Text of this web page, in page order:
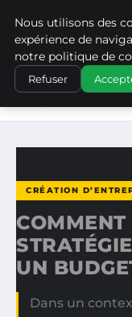
WP CAPE
ACCUEIL
CRÉATION
COMMENT CRÉER
CRÉATION
COMMENT
UN
Dans un
Nous utilisons des
expérience de
notre politique de
Refuser